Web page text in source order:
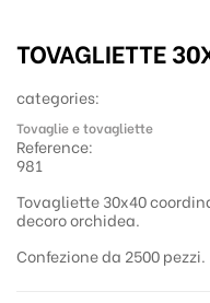
TOVAGLIETTE
categories:
Tovaglie e tovagliette
Reference:
981
Tovagliette 30x40
decoro orchidea.
Confezione da 2500 pezzi.